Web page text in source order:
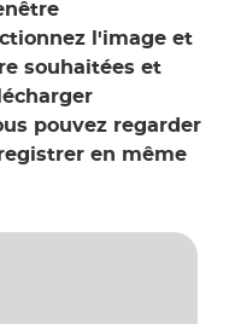
l'image et
souhaitées et
pouvez regarder
en même